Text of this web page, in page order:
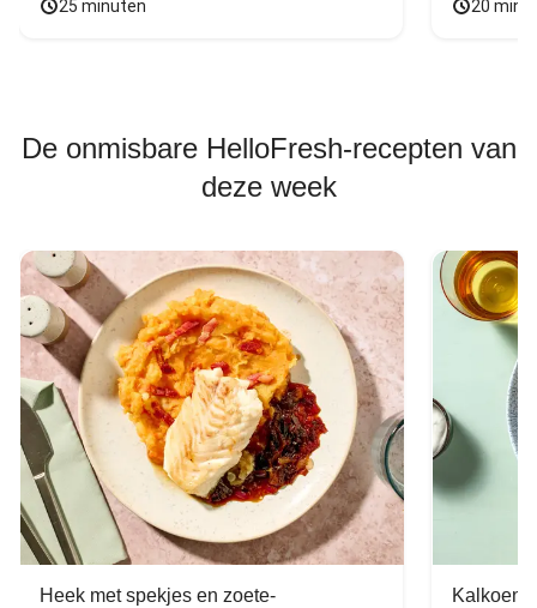
25 minuten 20
De onmisbare HelloFresh-recepten van
deze week
Heek met spekjes en zoete-
Kalkoen